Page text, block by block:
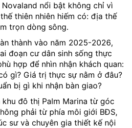
Novaland nổi bật không chỉ vì
thiên nhiên hiếm có: địa thế
trọn dòng sông.
thành vào năm 2025-2026,
đoạn cư dân sinh sống thực
hợp để nhìn nhận khách quan:
gì? Giá trị thực sự nằm ở đâu?
bị gì khi nhận bàn giao?
đô thị Palm Marina từ góc
phải từ phía môi giới BĐS,
sư và chuyên gia thiết kế nội